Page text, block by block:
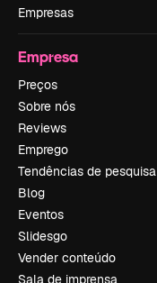
Empresas
Empresa
Preços
Sobre nós
Reviews
Emprego
Tendências de pesquisa
Blog
Eventos
Slidesgo
Vender conteúdo
Sala de imprensa